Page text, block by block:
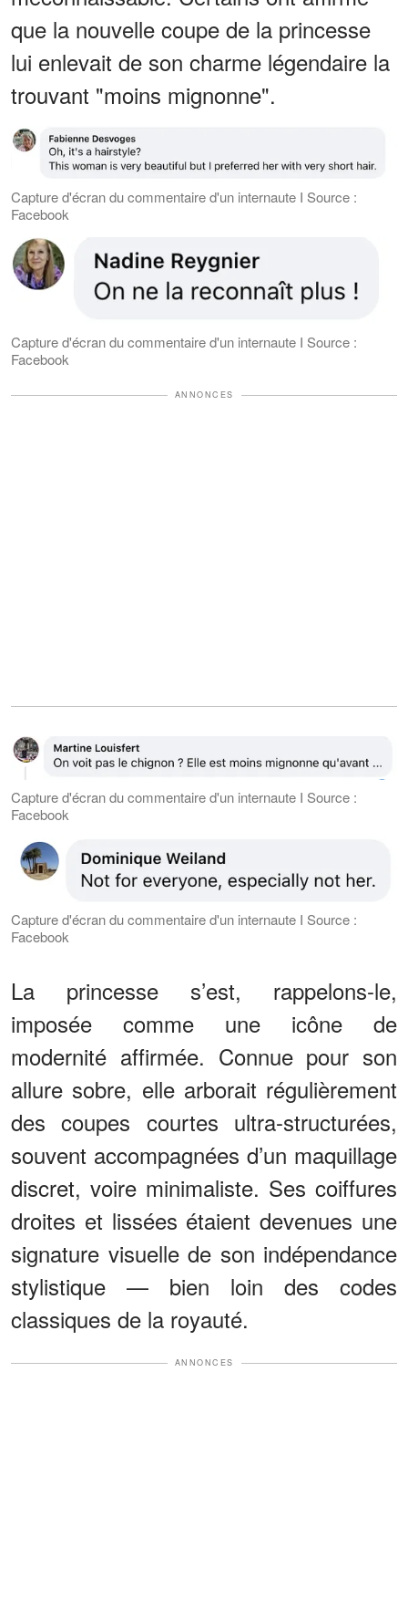
que la nouvelle coupe de la princesse
lui enlevait de son charme légendaire la
trouvant "moins mignonne".
Capture d'écran du commentaire d'un internaute I Source :
Facebook
Capture d'écran du commentaire d'un internaute I Source :
Facebook
ANNONCES
Capture d'écran du commentaire d'un internaute I Source :
Facebook
Capture d'écran du commentaire d'un internaute I Source :
Facebook
La princesse s’est, rappelons-le,
imposée comme une icône de
modernité affirmée. Connue pour son
allure sobre, elle arborait régulièrement
des coupes courtes ultra-structurées,
souvent accompagnées d’un maquillage
discret, voire minimaliste. Ses coiffures
droites et lissées étaient devenues une
signature visuelle de son indépendance
stylistique — bien loin des codes
classiques de la royauté.
ANNONCES